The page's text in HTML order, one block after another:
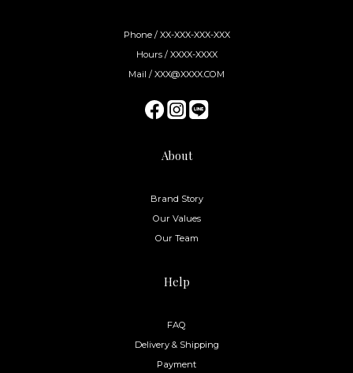
Phone / XX-XXX-XXX-XXX
Hours / XXXX-XXXX
Mail / XXX@XXXX.COM
About
Brand Story
Our Values
Our Team
Help
FAQ
Delivery & Shipping
Payment